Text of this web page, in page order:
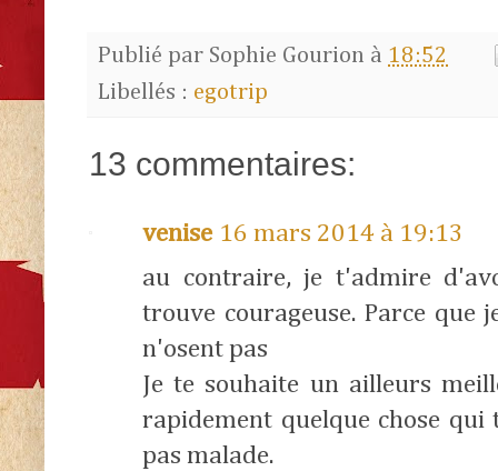
Publié par Sophie Gourion à 18:52
Libellés : egotrip
13 commentaires:
venise 16 mars 2014 à 19:13
au contraire, je t'admire
trouve courageuse. Parce que
n'osent pas
Je te souhaite un ailleurs
rapidement quelque chose qui
pas malade.